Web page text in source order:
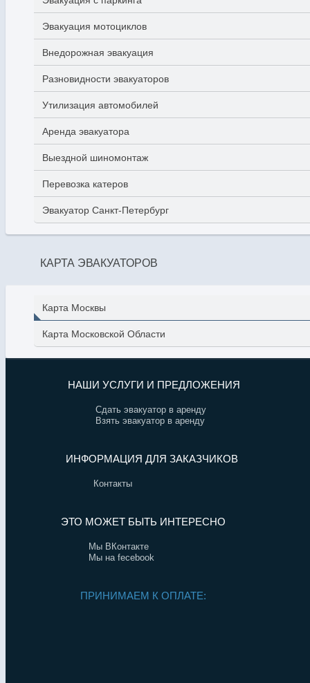
Эвакуация мотоциклов
Внедорожная эвакуация
Разновидности эвакуаторов
Утилизация автомобилей
Аренда эвакуатора
Выездной шиномонтаж
Перевозка катеров
Эвакуатор Санкт-Петербург
КАРТА ЭВАКУАТОРОВ
Карта Москвы
Карта Московской Области
НАШИ УСЛУГИ И ПРЕДЛОЖЕНИЯ
Сдать эвакуатор в аренду
Взять эвакуатор в аренду
ИНФОРМАЦИЯ ДЛЯ ЗАКАЗЧИКОВ
Контакты
ЭТО МОЖЕТ БЫТЬ ИНТЕРЕСНО
Мы ВКонтакте
Мы на fecebook
ПРИНИМАЕМ К ОПЛАТЕ: